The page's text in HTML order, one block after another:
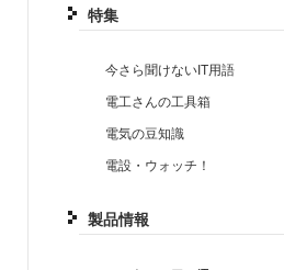
特集
今さら聞けないIT用語
電工さんの工具箱
電気の豆知識
電設・ウォッチ！
製品情報